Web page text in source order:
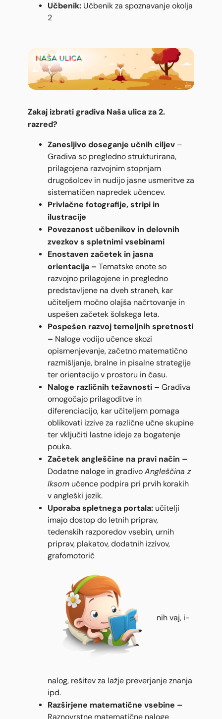
Učbenik: Učbenik za spoznavanje okolja
2
Zakaj izbrati gradiva Naša ulica za 2.
razred?
Zanesljivo doseganje učnih ciljev –
Gradiva so pregledno strukturirana,
prilagojena razvojnim stopnjam
drugošolcev in nudijo jasne usmeritve za
sistematičen napredek učencev.
Privlačne fotografije, stripi in
ilustracije
Povezanost učbenikov in delovnih
zvezkov s spletnimi vsebinami
Enostaven začetek in jasna
orientacija – Tematske enote so
razvojno prilagojene in pregledno
predstavljene na dveh straneh, kar
učiteljem močno olajša načrtovanje in
uspešen začetek šolskega leta.
Pospešen razvoj temeljnih spretnosti
– Naloge vodijo učence skozi
opismenjevanje, začetno matematično
razmišljanje, bralne in pisalne strategije
ter orientacijo v prostoru in času.
Naloge različnih težavnosti – Gradiva
omogočajo prilagoditve in
diferenciacijo, kar učiteljem pomaga
oblikovati izzive za različne učne skupine
ter vključiti lastne ideje za bogatenje
pouka.
Začetek angleščine na pravi način –
Dodatne naloge in gradivo Angleščina z
Iksom učence podpira pri prvih korakih
v angleški jezik.
Uporaba spletnega portala: učitelji
imajo dostop do letnih priprav,
tedenskih razporedov vsebin, urnih
priprav, plakatov, dodatnih izzivov,
grafomotorič
nih vaj, i-
nalog, rešitev za lažje preverjanje znanja
ipd.
Razširjene matematične vsebine –
Raznovrstne matematične naloge